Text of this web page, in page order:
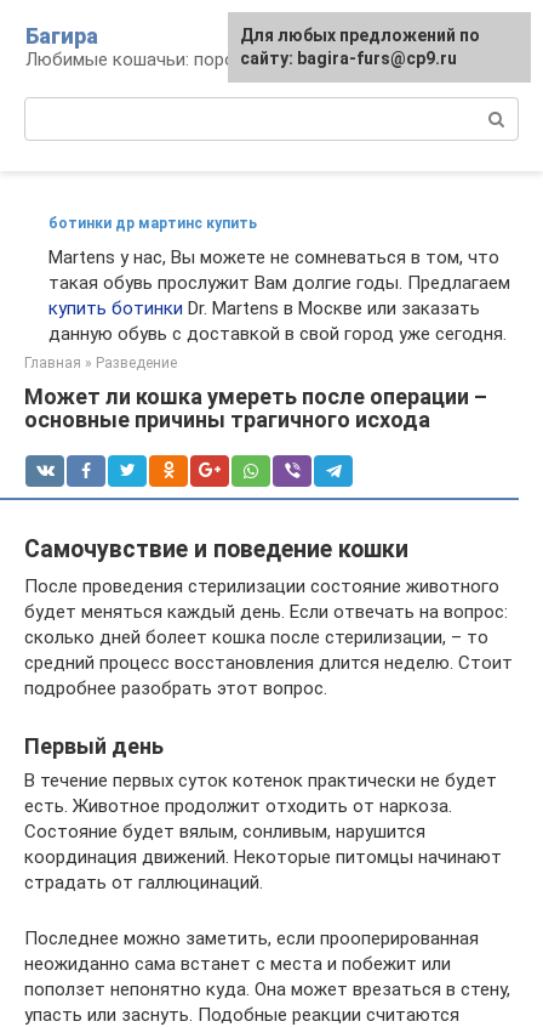
контенту
Багира
Любимые кошачьи: породы, содержание, уход
ботинки др мартинс купить
Martens у нас, Вы можете не сомневаться в том, что
такая обувь прослужит Вам долгие годы. Предлагаем
купить ботинки Dr. Martens в Москве или заказать
данную обувь с доставкой в свой город уже сегодня.
Главная » Разведение
Может ли кошка умереть после операции –
основные причины трагичного исхода
Самочувствие и поведение кошки
После проведения стерилизации состояние животного
будет меняться каждый день. Если отвечать на вопрос:
сколько дней болеет кошка после стерилизации, – то
средний процесс восстановления длится неделю. Стоит
подробнее разобрать этот вопрос.
Первый день
В течение первых суток котенок практически не будет
есть. Животное продолжит отходить от наркоза.
Состояние будет вялым, сонливым, нарушится
координация движений. Некоторые питомцы начинают
страдать от галлюцинаций.
Последнее можно заметить, если прооперированная
неожиданно сама встанет с места и побежит или
поползет непонятно куда. Она может врезаться в стену,
упасть или заснуть. Подобные реакции считаются
Для любых предложений по
сайту: bagira-furs@cp9.ru